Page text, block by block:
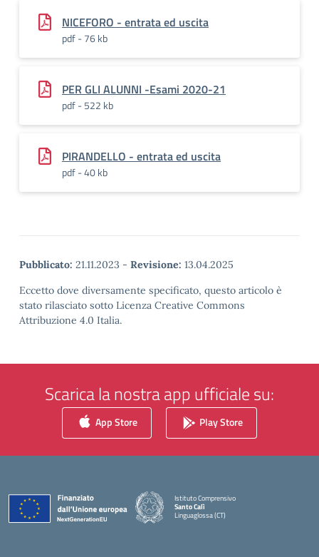
NICEFORO - entrata ed uscita
pdf - 76 kb
PER GLI ALUNNI -Esami 2020-21
pdf - 522 kb
PIRANDELLO - entrata ed uscita
pdf - 40 kb
Pubblicato: 21.11.2023 - Revisione: 13.04.2025
Eccetto dove diversamente specificato, questo articolo è
stato rilasciato sotto Licenza Creative Commons
Attribuzione 4.0 Italia.
Scarica la nostra app ufficiale su:
App Store Play Store
Istituto Comprensivo
Santo Calì
Linguaglossa (CT)
— Visita la pagina iniziale della scuola